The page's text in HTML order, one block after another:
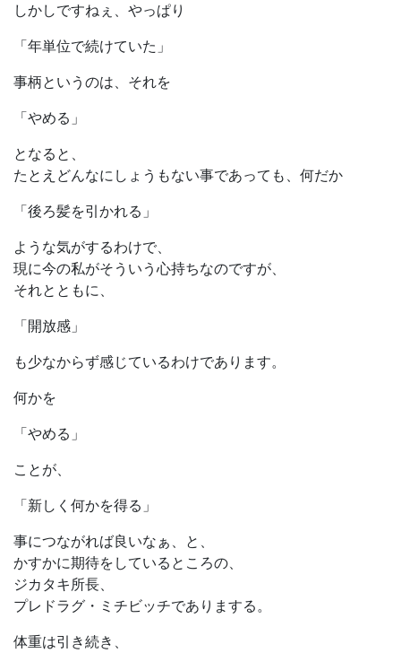
しかしですねぇ、やっぱり
「年単位で続けていた」
事柄というのは、それを
「やめる」
となると、
たとえどんなにしょうもない事であっても、何だか
「後ろ髪を引かれる」
ような気がするわけで、
現に今の私がそういう心持ちなのですが、
それとともに、
「開放感」
も少なからず感じているわけであります。
何かを
「やめる」
ことが、
「新しく何かを得る」
事につながれば良いなぁ、と、
かすかに期待をしているところの、
ジカタキ所長、
プレドラグ・ミチビッチでありまする。
体重は引き続き、